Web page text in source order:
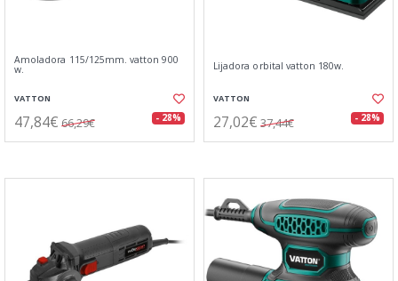
Amoladora 115/125mm. vatton 900
w.
VATTON
47,84€ 66,29€ - 28%
Lijadora orbital vatton 180w.
VATTON
27,02€ 37,44€ - 28%